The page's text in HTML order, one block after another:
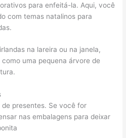
para enfeitá-la. Aqui, você
com temas natalinos para
na lareira ou na janela,
uma pequena árvore de
presentes. Se você for
nas embalagens para deixar